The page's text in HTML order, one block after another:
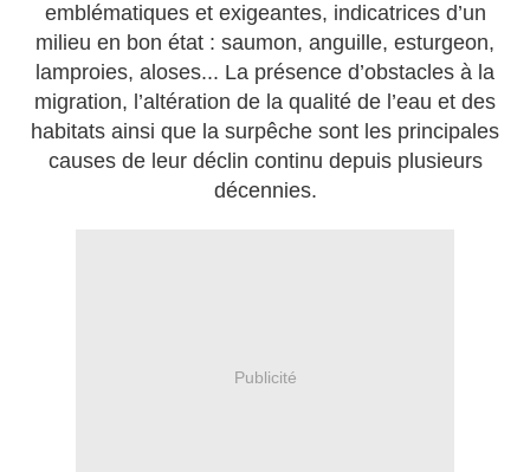
emblématiques et exigeantes, indicatrices d’un
milieu en bon état : saumon, anguille, esturgeon,
lamproies, aloses... La présence d’obstacles à la
migration, l’altération de la qualité de l’eau et des
habitats ainsi que la surpêche sont les principales
causes de leur déclin continu depuis plusieurs
décennies.
Publicité